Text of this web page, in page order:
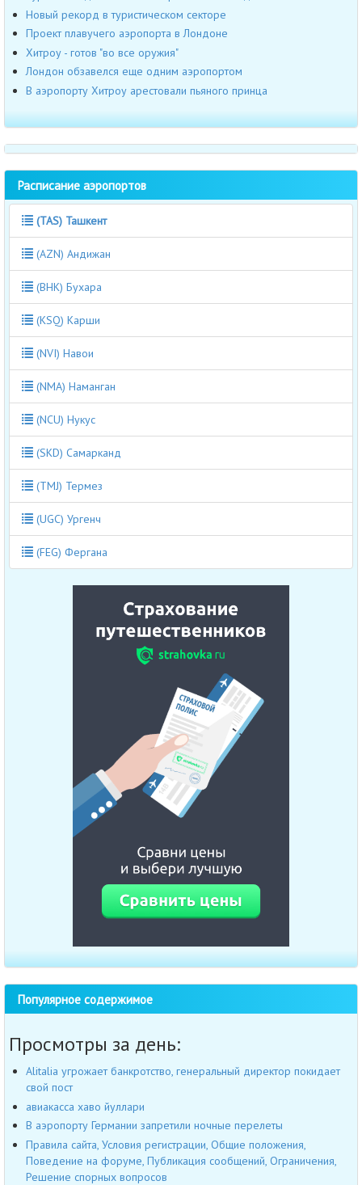
Новый рекорд в туристическом секторе
Проект плавучего аэропорта в Лондоне
Хитроу - готов "во все оружия"
Лондон обзавелся еще одним аэропортом
В аэропорту Хитроу арестовали пьяного принца
Расписание аэропортов
(TAS) Ташкент
(AZN) Андижан
(BHK) Бухара
(KSQ) Карши
(NVI) Навои
(NMA) Наманган
(NCU) Нукус
(SKD) Самарканд
(TMJ) Термез
(UGC) Ургенч
(FEG) Фергана
Популярное содержимое
Просмотры за день:
Alitalia угрожает банкротство, генеральный директор покидает
свой пост
авиакасса хаво йуллари
В аэропорту Германии запретили ночные перелеты
Правила сайта, Условия регистрации, Общие положения,
Поведение на форуме, Публикация сообщений, Ограничения,
Решение спорных вопросов